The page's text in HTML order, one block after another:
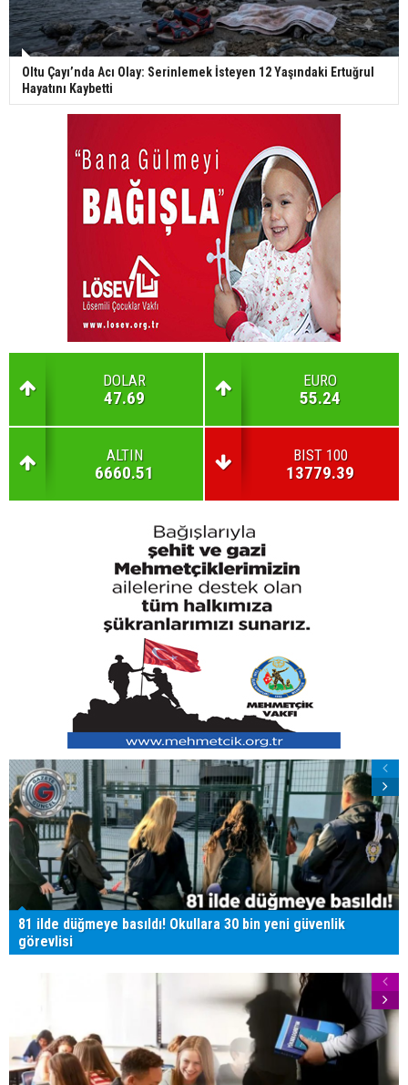
Oltu Çayı’nda Acı Olay: Serinlemek İsteyen 12 Yaşındaki Ertuğrul
Hayatını Kaybetti
DOLAR
47.69
EURO
55.24
ALTIN
6660.51
BIST 100
13779.39
81 ilde düğmeye basıldı! Okullara 30 bin yeni güvenlik
görevlisi